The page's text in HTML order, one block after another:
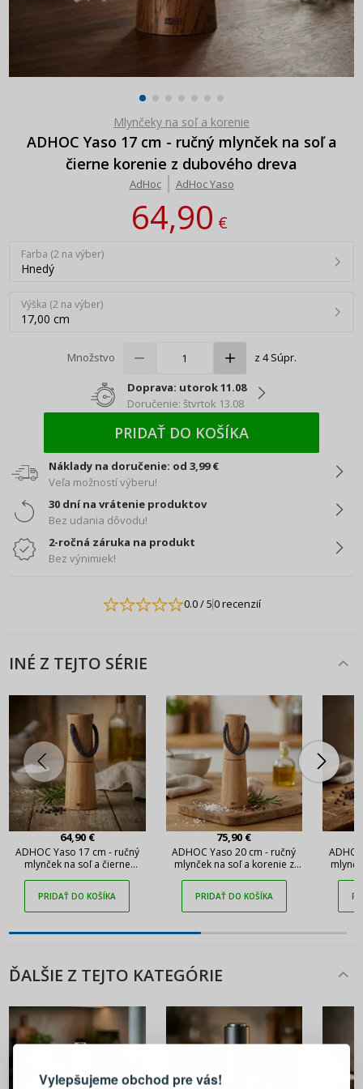
Vylepšujeme obchod pre vás!
Mlynčeky na soľ a korenie
ADHOC Yaso 17 cm - ručný mlynček na soľ a
čierne korenie z dubového dreva
AdHoc AdHoc Yaso
64,90€
Farba (2 na výber)
Hnedý
Výška (2 na výber)
17,00 cm
Množstvo z 4 Súpr.
Doprava: utorok 11.08
Doručenie: štvrtok 13.08
PRIDAŤ DO KOŠÍKA
Náklady na doručenie: od 3,99 €
Veľa možností výberu!
30 dní na vrátenie produktov
Bez udania dôvodu!
2-ročná záruka na produkt
Bez výnimiek!
0.0/ 50 recenzií
INÉ Z TEJTO SÉRIE
64,90 €
ADHOC Yaso 17 cm - ručný
mlynček na soľ a čierne
PRIDAŤ DO KOŠÍKA
75,90 €
ADHOC Yaso 20 cm - ručný
mlynček na soľ a korenie z
PRIDAŤ DO KOŠÍKA
ĎALŠIE Z TEJTO KATEGÓRIE
PRIHLÁSENIE REGISTRÁCIA